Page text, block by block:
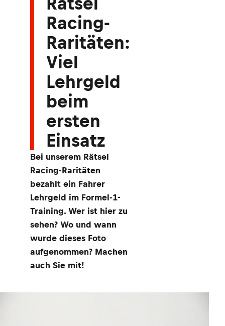
Racing-
Raritäten:
Viel
Lehrgeld
beim
ersten
Einsatz
Bei unserem Rätsel
Racing-Raritäten
bezahlt ein Fahrer
Lehrgeld im Formel-1-
Training. Wer ist hier zu
sehen? Wo und wann
wurde dieses Foto
aufgenommen? Machen
auch Sie mit!